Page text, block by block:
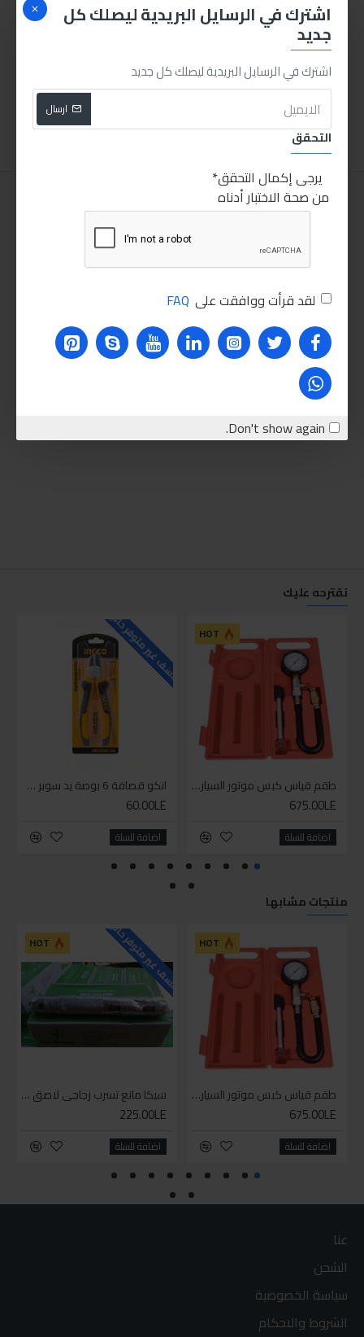
اشترك في الرسايل البريدية ليصلك كل
جديد
اشترك في الرسايل البريدية ليصلك كل جديد
ارسال
التحقق
يرجى إكمال التحقق
من صحة الاختبار أدناه
لقد قرأت ووافقت على FAQ
Don't show again.
مفك تست للسيارة
160.00LE
اضافة للسلة
175.00LE
نقترحه عليك
HOT
طقم قياس كبس موتور السياره 3 ق
675.00LE
اضافة للسلة
للاسف غير متوفر حاليا
انكو قصافة 6 بوصة يد سوبر وان
60.00LE
اضافة للسلة
منتجات مشابها
HOT
طقم قياس كبس موتور السياره 3 ق
675.00LE
اضافة للسلة
HOT للاسف غير متوفر حاليا
سيكا مانع تسرب زجاجي لاصق اسود 600 مل
225.00LE
اضافة للسلة
عنا
الشحن
سياسة الخصوصية
الشروط والاحكام